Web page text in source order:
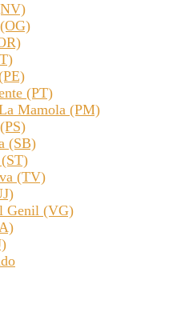
(PT)
Mamola (PM)
(SB)
(TV)
Genil (VG)